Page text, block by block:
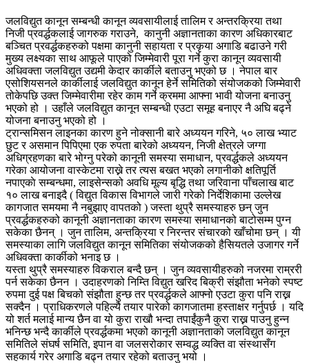
जलविद्युत कानून सम्बन्धी कानून व्यवसायीलाई तालिम र अन्तरक्रिया तथा
निजी प्रवर्द्धकलाई जागरुक गराउने, कानुनी अज्ञानताका कारण अधिकारबाट
बञ्चित प्रवर्द्धकहरुको पक्षमा कानुनी सहायता र प्रकृया अगाडि बढाउने गरी
मुख्य लक्ष्यका साथ आफूले पाएको जिम्मेवारी पूरा गर्ने कुरा कानून व्यवसायी
अधिवक्ता जलविद्युत उद्यमी केदार कार्कीले बताउनु भएको छ । नेपाल बार
एसोशियसनले कार्कीलाई जलविद्युत कानून हेर्ने समितिको संयोजकको जिम्मेवारी
तोकेपछि उक्त जिम्मेवारीमा रहेर काम गर्ने क्रममा आफ्ना भावी योजना बनाउनु
भएको हो । उहाँले जलविद्युत कानून सम्बन्धी एउटा समूह बनाएर नै अघि बढ्ने
योजना बनाउनु भएको हो ।
ट्रान्समिसन लाइनका कारण हुने नोक्सानी बारे अध्ययन गरिने, ५० लाख भ्याट
छुट र असमान पिपिएमा एक रुपता बारेको अध्ययन, निजी क्षेत्रले जग्गा
अधिग्रहणका बारे भोग्नु परेको कानूनी समस्या समाधान, प्रवर्द्धकले अध्ययन
गरेका आयोजना वास्केटमा राख्ने तर त्यस बखत भएको लगानीको क्षतिपूर्ति
नपाएकाे सम्बन्धमा, लाइसेन्सको अवधि मूल्य बृद्धि तथा जरिवाना पाँचलाख बाट
१० लाख बनाइदै ( विद्युत विकास विभागले जारी गरेको निर्देशिकामा उल्लेख
कागजात समयमा नै नबुझाए वापतको ) जस्ता थुप्रै समस्याहरु छन् जुन
प्रवर्द्धकहरुको कानूनी अज्ञानताका कारण समस्या समाधानको बाटोसम्म पुग्न
सकेका छैनन् । जुन तालिम, अन्तक्रिया र निरन्तर संचारको खाँचोमा छन् । यी
समस्याका लागि जलविद्युत कानून समितिका संयोजकको हैसियतले उजागर गर्ने
अधिवक्ता कार्कीको भनाइ छ ।
यस्ता थुप्रै समस्याहरु विकराल बन्दै छन् । जुन व्यवसायीहरुको नजरमा राम्ररी
पर्न सकेका छैनन । उदाहरणको निम्ति विद्युत खरिद बिक्री संझौता भनेको स्पष्ट
रुपमा दुई पक्ष बिचको संझौता हुन्छ तर प्रवर्द्धकले आफ्नो एउटा कुरा पनि राख्न
सक्दैन । प्राधिकरणले पहिल्यै तयार पारेको कागजातमा हस्ताक्षर गर्नुपर्छ । यदि
यो शर्त मलाई मान्य छैन वा यो कुरा राखौ भन्दा तपाईंकुनै कुरा राख्न पाउनु हुन्न
भनिन्छ भन्दै कार्कीले प्रवर्द्धकमा भएको कानूनी अज्ञानताको जलविद्युत कानून
समितिले संघर्ष समिति, इपान वा जलसरोकार सम्वद्ध व्यक्ति वा संस्थासँग
सहकार्य गरेर अगाडि बढ्न तयार रहेको बताउनु भयो ।